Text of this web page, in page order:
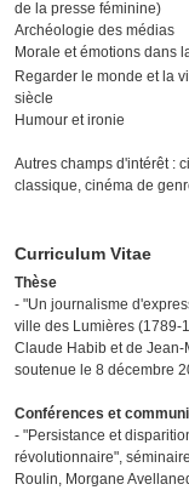
de la presse féminine)
Archéologie des médias
Morale et émotions dans
Regarder le monde et la
siècle
Humour et ironie
Autres champs d'intérêt :
classique, cinéma de
Curriculum Vitae
Thèse
- "Un journalisme
ville des Lumières (1789-
Claude Habib et de Jean-
soutenue le 8 décembre
Conférences et
- "Persistance et
révolutionnaire",
Roulin, Morgane